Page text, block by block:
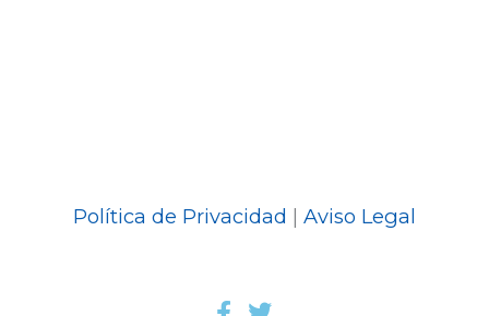
Política de Privacidad | Aviso Legal